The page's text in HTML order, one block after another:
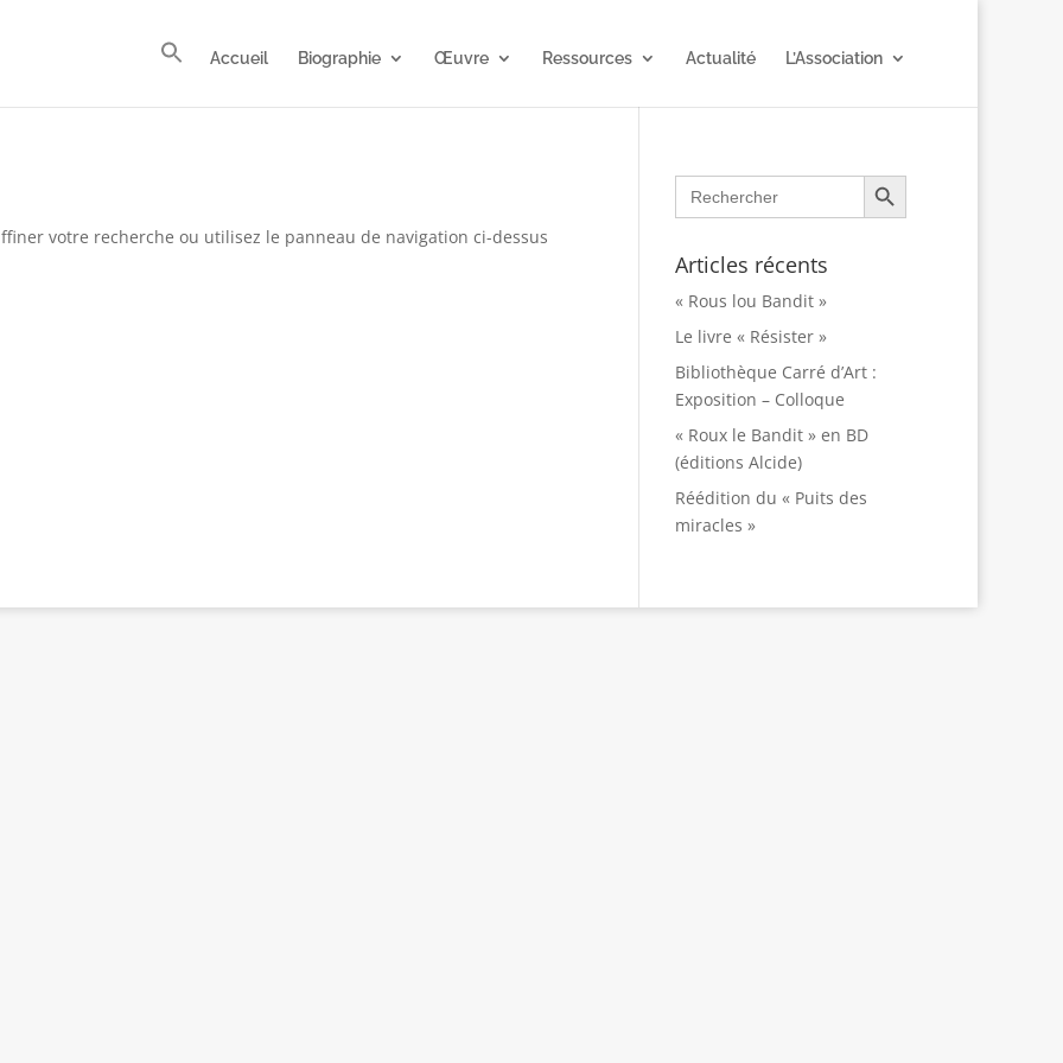
Accueil Biographie Œuvre Ressources Actualité L’Association
votre recherche ou utilisez le panneau de navigation ci-dessus
Search
for:
Search Button
Articles récents
« Rous lou Bandit »
Le livre « Résister »
Bibliothèque Carré d’Art :
Exposition – Colloque
« Roux le Bandit » en BD
(éditions Alcide)
Réédition du « Puits des
miracles »